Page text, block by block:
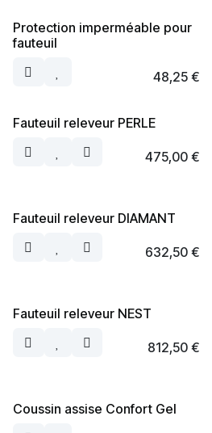
Protection imperméable pour
fauteuil
48,25 €
Fauteuil releveur PERLE
475,00 €
Fauteuil releveur DIAMANT
632,50 €
Fauteuil releveur NEST
812,50 €
Coussin assise Confort Gel